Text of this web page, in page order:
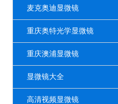
麦克奥迪显微镜
重庆奥特光学显微镜
重庆澳浦显微镜
显微镜大全
高清视频显微镜